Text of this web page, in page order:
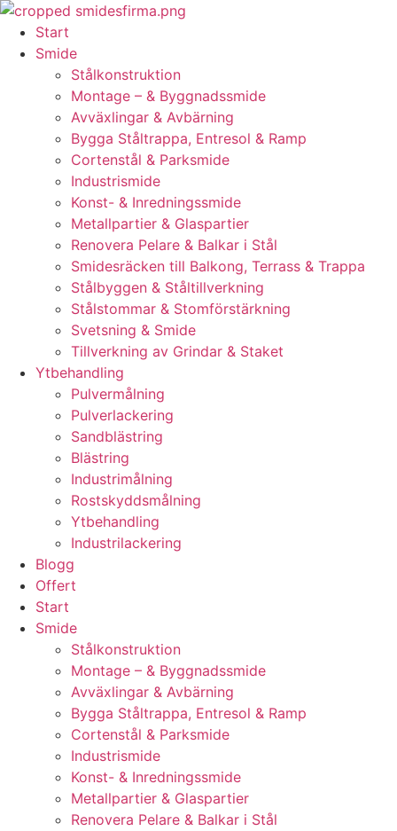
Skip
content
Start
Smide
Stålkonstruktion
Montage – & Byggnadssmide
Avväxlingar & Avbärning
Bygga Ståltrappa, Entresol & Ramp
Cortenstål & Parksmide
Industrismide
Konst- & Inredningssmide
Metallpartier & Glaspartier
Renovera Pelare & Balkar i Stål
Smidesräcken till Balkong, Terrass & Trappa
Stålbyggen & Ståltillverkning
Stålstommar & Stomförstärkning
Svetsning & Smide
Tillverkning av Grindar & Staket
Ytbehandling
Pulvermålning
Pulverlackering
Sandblästring
Blästring
Industrimålning
Rostskyddsmålning
Ytbehandling
Industrilackering
Blogg
Offert
Start
Smide
Stålkonstruktion
Montage – & Byggnadssmide
Avväxlingar & Avbärning
Bygga Ståltrappa, Entresol & Ramp
Cortenstål & Parksmide
Industrismide
Konst- & Inredningssmide
Metallpartier & Glaspartier
Renovera Pelare & Balkar i Stål